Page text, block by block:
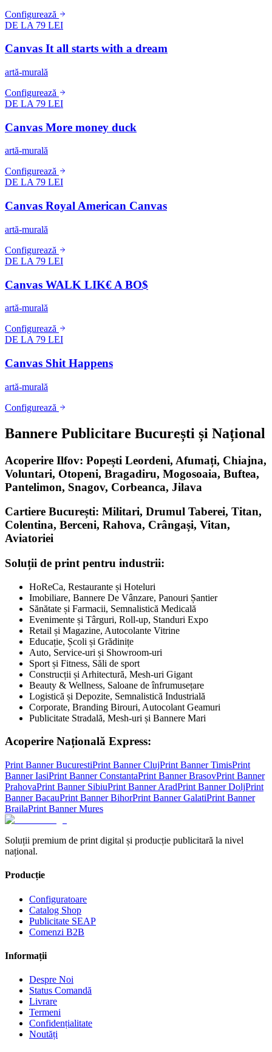
Configurează
DE LA 79 LEI
Canvas It all starts with a dream
artă-murală
Configurează
DE LA 79 LEI
Canvas More money duck
artă-murală
Configurează
DE LA 79 LEI
Canvas Royal American Canvas
artă-murală
Configurează
DE LA 79 LEI
Canvas WALK LIK€ A BO$
artă-murală
Configurează
DE LA 79 LEI
Canvas Shit Happens
artă-murală
Configurează
Bannere Publicitare București și Național
Acoperire Ilfov: Popești Leordeni, Afumați, Chiajna,
Voluntari, Otopeni, Bragadiru, Mogosoaia, Buftea,
Pantelimon, Snagov, Corbeanca, Jilava
Cartiere București: Militari, Drumul Taberei, Titan,
Colentina, Berceni, Rahova, Crângași, Vitan,
Aviatoriei
Soluții de print pentru industrii:
HoReCa, Restaurante și Hoteluri
Imobiliare, Bannere De Vânzare, Panouri Șantier
Sănătate și Farmacii, Semnalistică Medicală
Evenimente și Târguri, Roll-up, Standuri Expo
Retail și Magazine, Autocolante Vitrine
Educație, Școli și Grădinițe
Auto, Service-uri și Showroom-uri
Sport și Fitness, Săli de sport
Construcții și Arhitectură, Mesh-uri Gigant
Beauty & Wellness, Saloane de înfrumusețare
Logistică și Depozite, Semnalistică Industrială
Corporate, Branding Birouri, Autocolant Geamuri
Publicitate Stradală, Mesh-uri și Bannere Mari
Acoperire Națională Express:
Print BannerBucurestiPrint BannerClujPrint BannerTimisPrint
BannerIasiPrint BannerConstantaPrint BannerBrasovPrint Banner
PrahovaPrint Banner SibiuPrint BannerAradPrint BannerDoljPrint
BannerBacauPrint BannerBihorPrint BannerGalatiPrint Banner
BrailaPrint BannerMures
Soluții premium de print digital și producție publicitară la nivel
național.
Producție
Configuratoare
Catalog Shop
Publicitate SEAP
Comenzi B2B
Informații
Despre Noi
Status Comandă
Livrare
Termeni
Confidențialitate
Noutăți